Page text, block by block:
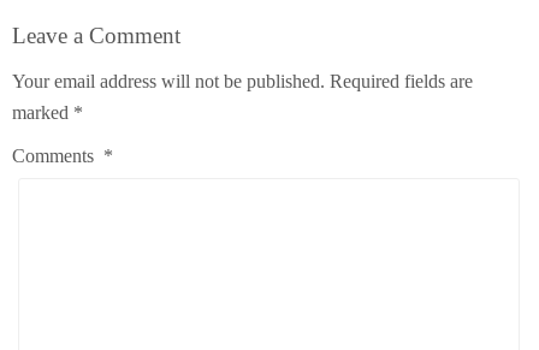
Leave a Comment
Your email address will not be published. Required fields are
marked *
Comments *